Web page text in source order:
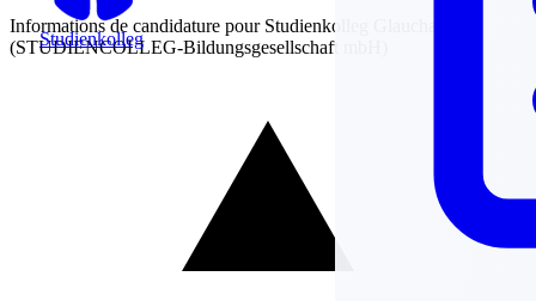
Studienkolleg
Informations de candidature pour Studienkolleg Glauchau
(STUDIENCOLLEG-Bildungsgesellschaft mbH)